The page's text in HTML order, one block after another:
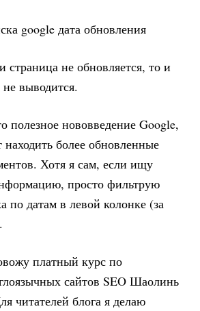
страница не обновляется, то и
выводится.
полезное нововведение Google,
находить более обновленные
Хотя я сам, если ищу
просто фильтрую
по датам в левой колонке (за
платный курс по
сайтов SEO Шаолинь
читателей блога я делаю